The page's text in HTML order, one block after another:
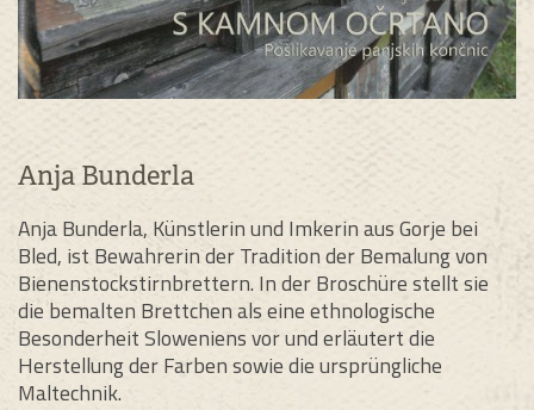
Anja Bunderla
Anja Bunderla, Künstlerin und Imkerin aus Gorje bei
Bled, ist Bewahrerin der Tradition der Bemalung von
Bienenstockstirnbrettern. In der Broschüre stellt sie
die bemalten Brettchen als eine ethnologische
Besonderheit Sloweniens vor und erläutert die
Herstellung der Farben sowie die ursprüngliche
Maltechnik.